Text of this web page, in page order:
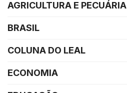
AGRICULTURA E PECUÁRIA
BRASIL
COLUNA DO LEAL
ECONOMIA